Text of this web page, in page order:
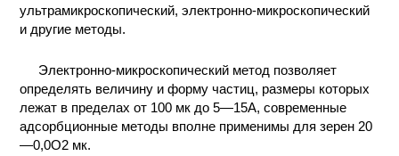
МЕТОДЫ
ПРАКТИЧЕСКОЙ
ХИМИЯ НА
ПРОИЗВОДСТВЕ
И ХИМИЧЕСКАЯ
ТЕХНОЛОГИЯ
ультрамикроскопический, электронно-микроскопический
и другие методы.
Электронно-микроскопический метод позволяет
определять величину и форму частиц, размеры которых
лежат в пределах от 100 мк до 5—15А, современные
адсорбционные методы вполне применимы для зерен 20
—0,0O2 мк.